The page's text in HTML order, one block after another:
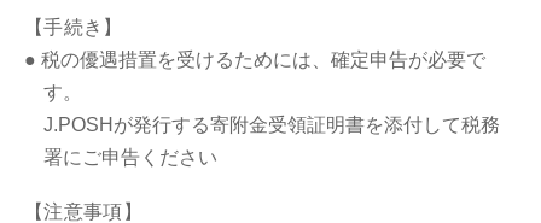
【⼿続き】
税の優遇措置を受けるためには、確定申告が必要で
す。
J.POSHが発行する寄附金受領証明書を添付して税務
署にご申告ください
【注意事項】